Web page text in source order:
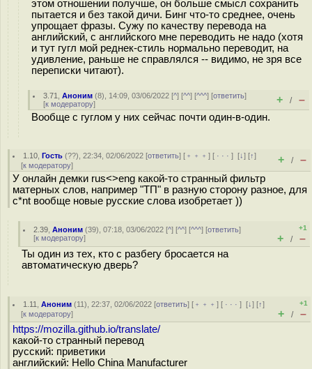
этом отношении получше, он больше смысл сохранить
пытается и без такой дичи. Бинг что-то среднее, очень
упрощает фразы. Сужу по качеству перевода на
английский, с английского мне переводить не надо (хотя
и тут гугл мой реднек-стиль нормально переводит, на
удивление, раньше не справлялся -- видимо, не зря все
переписки читают).
3.71 ,Аноним (8), 14:09, 03/06/2022 [^] [^^] [^^^] [ответить]
[к модератору] + / –
Вообще с гуглом у них сейчас почти один-в-один.
1.10 ,Гость (??), 22:34, 02/06/2022 [ответить] [ ﹢﹢﹢] [ · · ·][↓] [↑]
[к модератору] + / –
У онлайн демки rus<>eng какой-то странный фильтр
матерных слов, например "ТП" в разную сторону разное, для
c*nt вообще новые русские слова изобретает ))
2.39 ,Аноним (39), 07:18, 03/06/2022 [^] [^^] [^^^] [ответить]
[к модератору]
+1
+ / –
Ты один из тех, кто с разбегу бросается на
автоматическую дверь?
1.11 ,Аноним (11), 22:37, 02/06/2022 [ответить] [ ﹢﹢﹢] [ · · ·][↓] [↑]
[к модератору]
+1
+ / –
https://mozilla.github.io/translate/
какой-то странный перевод
русский: приветики
английский: Hello China Manufacturer